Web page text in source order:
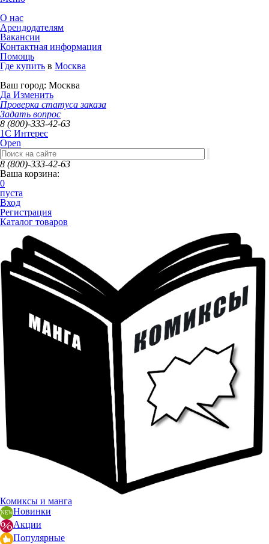
О нас
Арендодателям
Вакансии
Контактная информация
Помощь
Где купить в Москва
Ваш город: Москва
Да Изменить
Проверка статуса заказа
Задать вопрос
8 (800)-333-42-63
1C Интерес
Open
8 (800)-333-42-63
Ваша корзина:
0
пуста
Вход
Регистрация
Каталог товаров
Комиксы и манга
Новинки
Акции
Популярные